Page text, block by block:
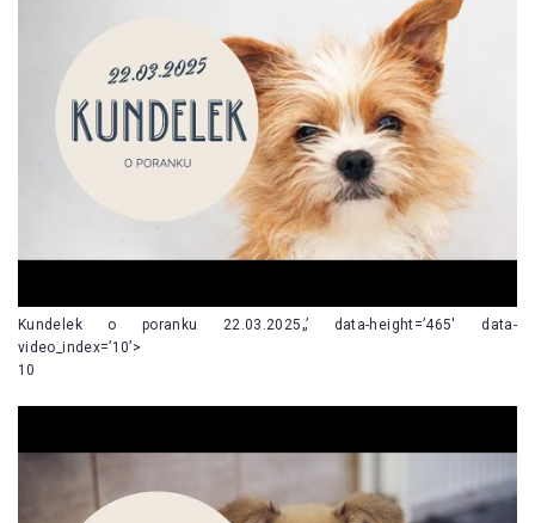
Kundelek o poranku 22.03.2025„’ data-height=’465′ data-
video_index=’10’>
10